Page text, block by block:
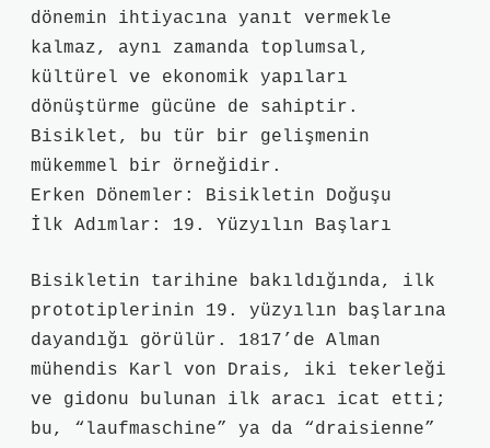
dönemin ihtiyacına yanıt vermekle
kalmaz, aynı zamanda toplumsal,
kültürel ve ekonomik yapıları
dönüştürme gücüne de sahiptir.
Bisiklet, bu tür bir gelişmenin
mükemmel bir örneğidir.
Erken Dönemler: Bisikletin Doğuşu
İlk Adımlar: 19. Yüzyılın Başları
Bisikletin tarihine bakıldığında, ilk
prototiplerinin 19. yüzyılın başlarına
dayandığı görülür. 1817’de Alman
mühendis Karl von Drais, iki tekerleği
ve gidonu bulunan ilk aracı icat etti;
bu, “laufmaschine” ya da “draisienne”